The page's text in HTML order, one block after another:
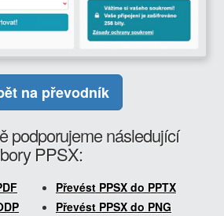
na převodník
podporujeme následující
PPSX:
Převést PPSX do PPTX
Převést PPSX do PNG